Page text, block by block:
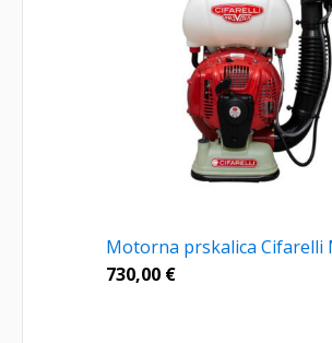
Motorna prskalica Cifarelli
730,00 €